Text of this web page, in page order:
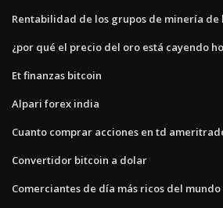
Rentabilidad de los grupos de minería de
¿por qué el precio del oro está cayendo
Et finanzas bitcoin
Alpari forex india
Cuanto comprar acciones en td
Convertidor bitcoin a dolar
Comerciantes de día más ricos del mundo